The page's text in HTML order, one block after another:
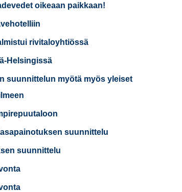
oikeaan paikkaan!
rivitaloyhtiössä
Helsingissä
suunnittelun myötä myös yleiset
suunnittelu
suunnittelu